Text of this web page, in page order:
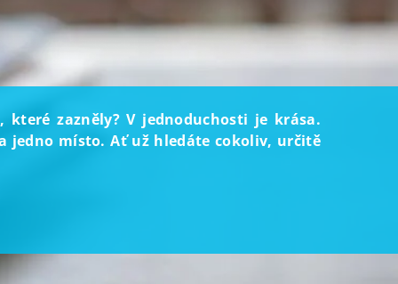
zazněly? V jednoduchosti je krása.
jedno místo. Ať už hledáte cokoliv, určitě